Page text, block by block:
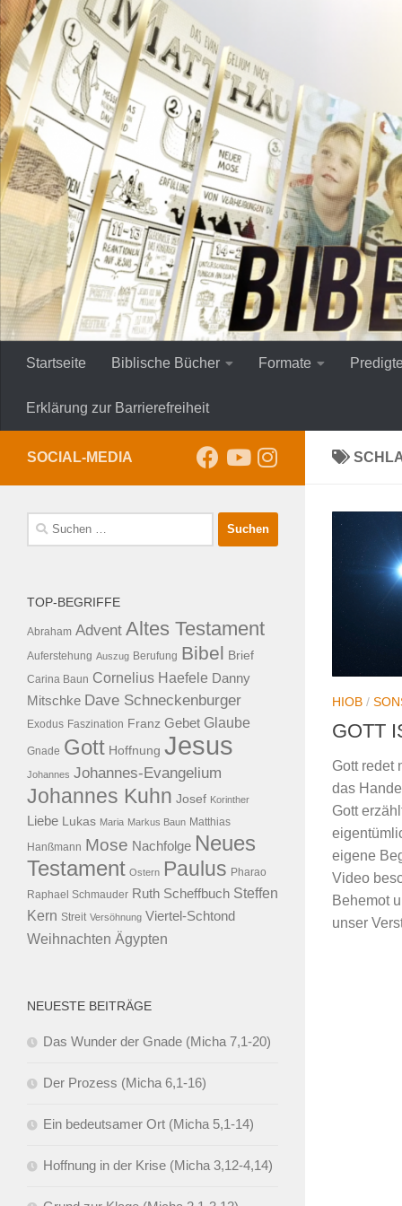
Zum Inhalt springen
Startseite Biblische Bücher Formate
Erklärung zur Barrierefreiheit
HIOB /
GOTT
Gott redet
das
Gott
eigene
Video
Behemot
unser
SOCIAL-MEDIA
Suche
nach:
TOP-BEGRIFFE
Abraham Advent Altes Testament
Auferstehung Auszug Berufung Bibel Brief
Carina Baun Cornelius Haefele Danny
Mitschke Dave Schneckenburger
Exodus Faszination Franz Gebet Glaube
Gnade Gott Hoffnung Jesus
Johannes Johannes-Evangelium
Johannes Kuhn Josef Korinther
Liebe Lukas Maria Markus Baun Matthias
Hanßmann Mose Nachfolge Neues
Testament Ostern Paulus Pharao
Raphael Schmauder Ruth Scheffbuch Steffen
Kern Streit Versöhnung Viertel-Schtond
Weihnachten Ägypten
NEUESTE BEITRÄGE
Das Wunder der Gnade (Micha 7,1-20)
Der Prozess (Micha 6,1-16)
Ein bedeutsamer Ort (Micha 5,1-14)
Hoffnung in der Krise (Micha 3,12-4,14)